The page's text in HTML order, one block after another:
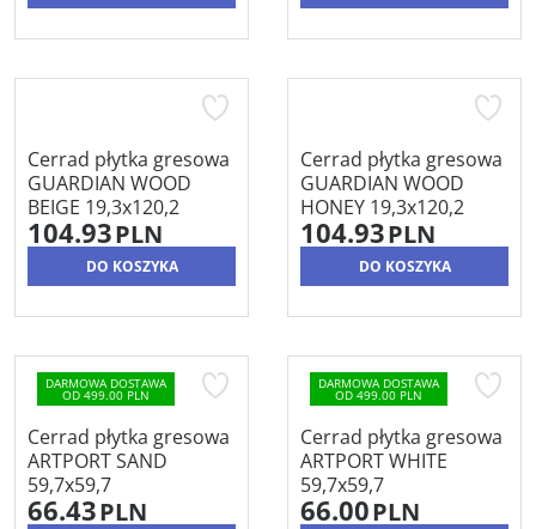
Cerrad płytka gresowa
GUARDIAN WOOD
BEIGE 19,3x120,2
104.93PLN
DO KOSZYKA
Cerrad płytka gresowa
GUARDIAN WOOD
HONEY 19,3x120,2
104.93PLN
DO KOSZYKA
DARMOWA DOSTAWA
OD 499.00 PLN
Cerrad płytka gresowa
ARTPORT SAND
59,7x59,7
66.43PLN
DARMOWA DOSTAWA
OD 499.00 PLN
Cerrad płytka gresowa
ARTPORT WHITE
59,7x59,7
66.00PLN